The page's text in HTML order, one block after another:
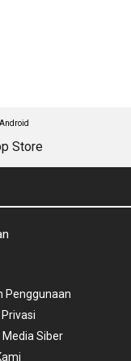
Penggunaan
Siber